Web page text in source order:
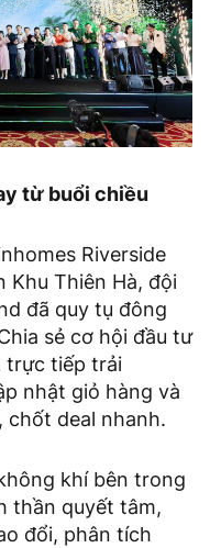
từ buổi chiều
Riverside
Khu Thiên Hà, đội
đã quy tụ đông
sẻ cơ hội đầu tư
trực tiếp trải
nhật giỏ hàng và
chốt deal nhanh.
khí bên trong
thần quyết tâm,
đổi, phân tích